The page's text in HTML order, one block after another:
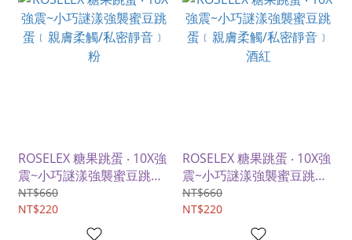
ROSELEX 糖果跳蛋 ‧ 10X強
震~小巧謎漾強襲蜜豆跳蛋
﹝親膚柔觸/私密靜音﹞粉
NT$660
NT$220
ROSELEX 糖果跳蛋 ‧ 10X強
震~小巧謎漾強襲蜜豆跳蛋
﹝親膚柔觸/私密靜音﹞酒
紅
NT$660
NT$220